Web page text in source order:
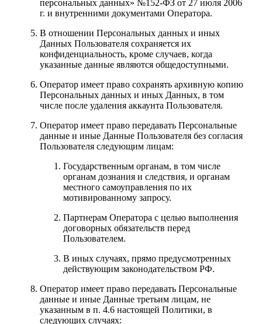
персональных данных» №152-ФЗ от 27 июля 2006
г. и внутренними документами Оператора.
В отношении Персональных данных и иных
Данных Пользователя сохраняется их
конфиденциальность, кроме случаев, когда
указанные данные являются общедоступными.
Оператор имеет право сохранять архивную копию
Персональных данных и иных Данных, в том
числе после удаления аккаунта Пользователя.
Оператор имеет право передавать Персональные
данные и иные Данные Пользователя без согласия
Пользователя следующим лицам:
Государственным органам, в том числе
органам дознания и следствия, и органам
местного самоуправления по их
мотивированному запросу.
Партнерам Оператора c целью выполнения
договорных обязательств перед
Пользователем.
В иных случаях, прямо предусмотренных
действующим законодательством РФ.
Оператор имеет право передавать Персональные
данные и иные Данные третьим лицам, не
указанным в п. 4.6 настоящей Политики, в
следующих случаях: